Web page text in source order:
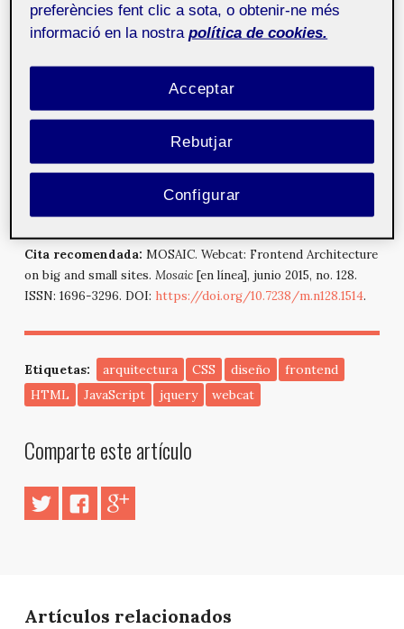
persona interesada en esta parcela.
de forma introductoria como especializada, mediante
breves exposiciones de no más de quince minutos con
el objetivo de trabajar y transmitir una idea concreta
En esta ocasión Toni Pinel realiza una ponencia sobre
el diseño y arquitectura Frontend para grandes y
pequeños sitios web.
Cita recomendada: MOSAIC. Webcat: Frontend Architecture
on big and small sites. Mosaic[en línea], junio 2015, no. 128.
ISSN: 1696-3296. DOI: https://doi.org/10.7238/m.n128.1514.
Etiquetas: arquitectura CSS diseño
frontend
HTML
JavaScript jquery webcat
Comparte este artículo
Artículos relacionados
preferències fent clic a sota, o obtenir-ne més
informació en la nostra política de cookies.
Rebutjar
Acceptar
Configurar